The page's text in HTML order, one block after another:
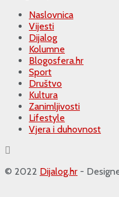
Naslovnica
Vijesti
Dijalog
Kolumne
Blogosfera.hr
Sport
Društvo
Kultura
Zanimljivosti
Lifestyle
Vjera i duhovnost
© 2022 Dijalog.hr -